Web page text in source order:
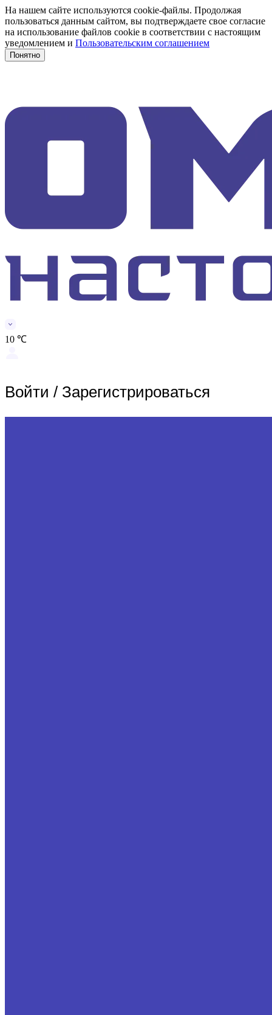
На нашем сайте используются cookie-файлы. Продолжая
пользоваться данным сайтом, вы подтверждаете свое согласие
на использование файлов cookie в соответствии с настоящим
уведомлением и Пользовательским соглашением
Понятно
10 ℃
Войти / Зарегистрироваться